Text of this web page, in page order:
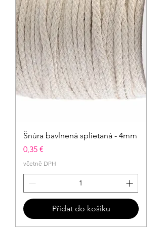
Šnúra bavlnená splietaná - 4mm
Cena
0,35 €
včetně DPH
Přidat do košíku